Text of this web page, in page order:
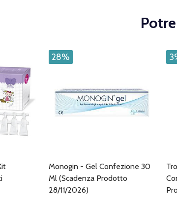
28%
Monogin - Gel Confezione 30
Ml (Scadenza Prodotto
28/11/2026)